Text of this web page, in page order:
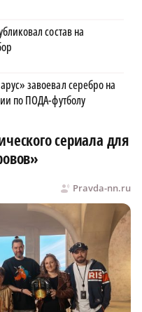
состав на
завоевал серебро на
по ПОДА-футболу
сериала для
Pravda-nn.ru